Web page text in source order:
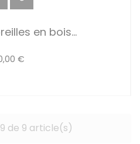
en bois...
€
de 9 article(s)